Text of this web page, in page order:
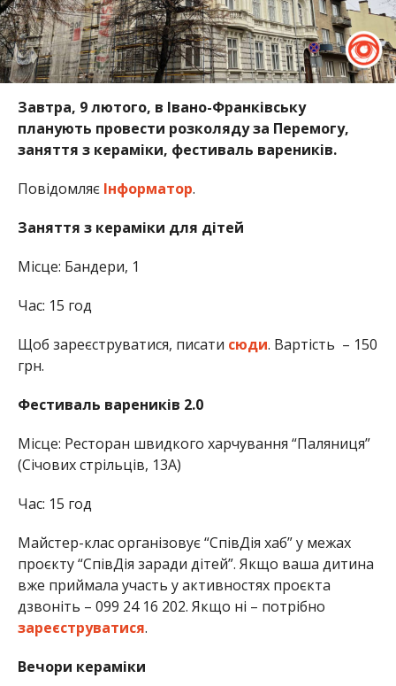
Завтра, 9 лютого, в Івано-Франківську
планують провести розколяду за Перемогу,
заняття з кераміки, фестиваль вареників.
Повідомляє Інформатор.
Заняття з кераміки для дітей
Місце: Бандери, 1
Час: 15 год
Щоб зареєструватися, писати сюди. Вартість – 150
грн.
Фестиваль вареників 2.0
Місце: Ресторан швидкого харчування “Паляниця”
(Січових стрільців, 13А)
Час: 15 год
Майстер-клас організовує “СпівДія хаб” у межах
проєкту “СпівДія заради дітей”. Якщо ваша дитина
вже приймала участь у активностях проєкта
дзвоніть – 099 24 16 202. Якщо ні – потрібно
зареєструватися.
Вечори кераміки